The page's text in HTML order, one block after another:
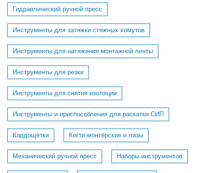
Гидравлический ручной пресс
Инструменты для затяжки стяжных хомутов
Инструменты для натяжения монтажной ленты
Инструменты для резки
Инструменты для снятия изоляции
Инструменты и приспособления для раскатки СИП
Кардощётки Когти монтёрские и лазы
Механический ручной пресс Наборы инструментов